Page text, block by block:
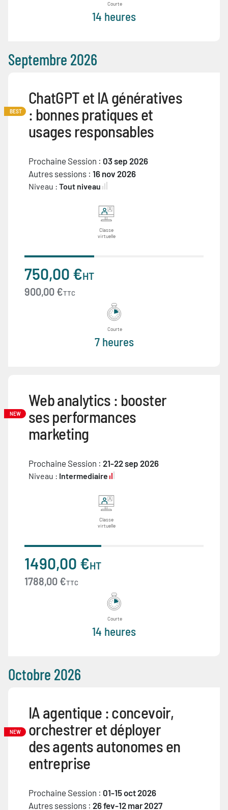
Courte
14 heures
Septembre 2026
BEST
ChatGPT et IA génératives
: bonnes pratiques et
usages responsables
Prochaine Session : 03 sep 2026
Autres sessions : 16 nov 2026
Niveau : Tout niveau
Classe
virtuelle
750,00 €HT
900,00 €TTC
Courte
7 heures
NEW
Web analytics : booster
ses performances
marketing
Prochaine Session : 21-22 sep 2026
Niveau : Intermediaire
Classe
virtuelle
1490,00 €HT
1788,00 €TTC
Courte
14 heures
Octobre 2026
NEW
IA agentique : concevoir,
orchestrer et déployer
des agents autonomes en
entreprise
Prochaine Session : 01-15 oct 2026
Autres sessions : 26 fev-12 mar 2027